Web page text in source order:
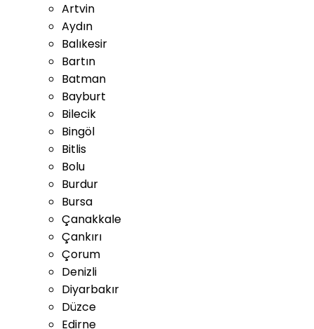
Artvin
Aydın
Balıkesir
Bartın
Batman
Bayburt
Bilecik
Bingöl
Bitlis
Bolu
Burdur
Bursa
Çanakkale
Çankırı
Çorum
Denizli
Diyarbakır
Düzce
Edirne